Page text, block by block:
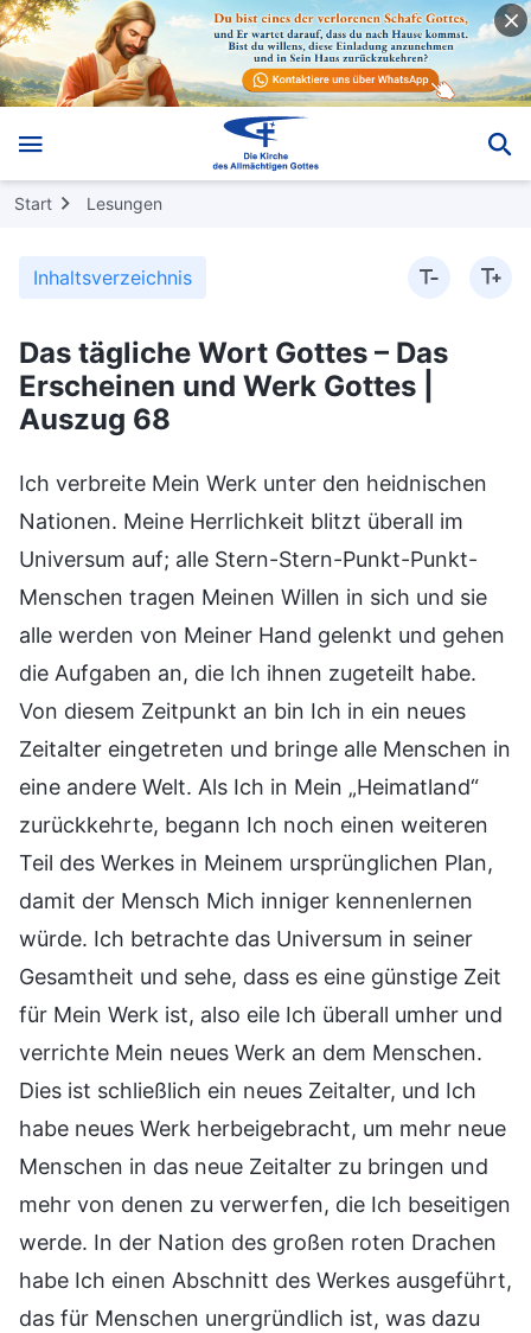
Start Lesungen
Inhaltsverzeichnis
Das tägliche Wort Gottes – Das
Erscheinen und Werk Gottes |
Auszug 68
Ich verbreite Mein Werk unter den heidnischen
Nationen. Meine Herrlichkeit blitzt überall im
Universum auf; alle Stern-Stern-Punkt-Punkt-
Menschen tragen Meinen Willen in sich und sie
alle werden von Meiner Hand gelenkt und gehen
die Aufgaben an, die Ich ihnen zugeteilt habe.
Von diesem Zeitpunkt an bin Ich in ein neues
Zeitalter eingetreten und bringe alle Menschen in
eine andere Welt. Als Ich in Mein „Heimatland“
zurückkehrte, begann Ich noch einen weiteren
Teil des Werkes in Meinem ursprünglichen Plan,
damit der Mensch Mich inniger kennenlernen
würde. Ich betrachte das Universum in seiner
Gesamtheit und sehe, dass es eine günstige Zeit
für Mein Werk ist, also eile Ich überall umher und
verrichte Mein neues Werk an dem Menschen.
Dies ist schließlich ein neues Zeitalter, und Ich
habe neues Werk herbeigebracht, um mehr neue
Menschen in das neue Zeitalter zu bringen und
mehr von denen zu verwerfen, die Ich beseitigen
werde. In der Nation des großen roten Drachen
habe Ich einen Abschnitt des Werkes ausgeführt,
das für Menschen unergründlich ist, was dazu